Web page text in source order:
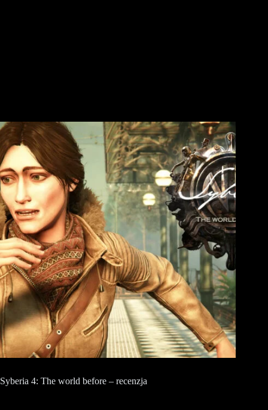
Syberia 4: The world before – recenzja